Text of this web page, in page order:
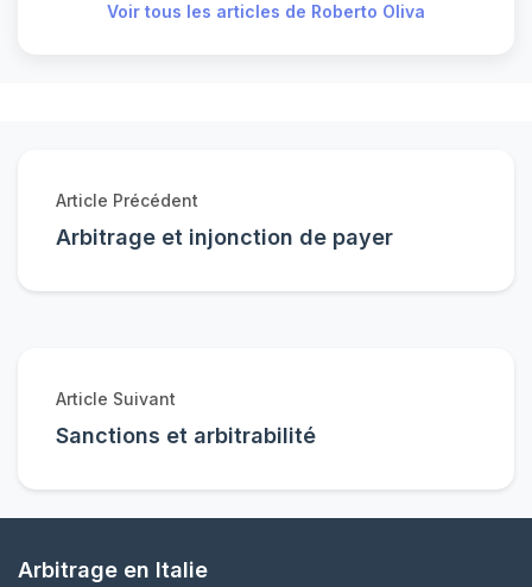
Voir tous les articles de Roberto Oliva
Article Précédent
Arbitrage et injonction de payer
Article Suivant
Sanctions et arbitrabilité
Arbitrage en Italie